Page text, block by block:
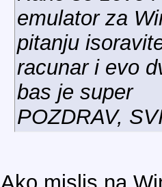
emulator za
pitanju
racunar i evo
bas je super
POZDRAV,